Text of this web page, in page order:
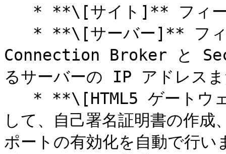
Connection Broker と
るサーバーの IP アドレス
して、自己署名証明書の作
ポートの有効化を自動で行